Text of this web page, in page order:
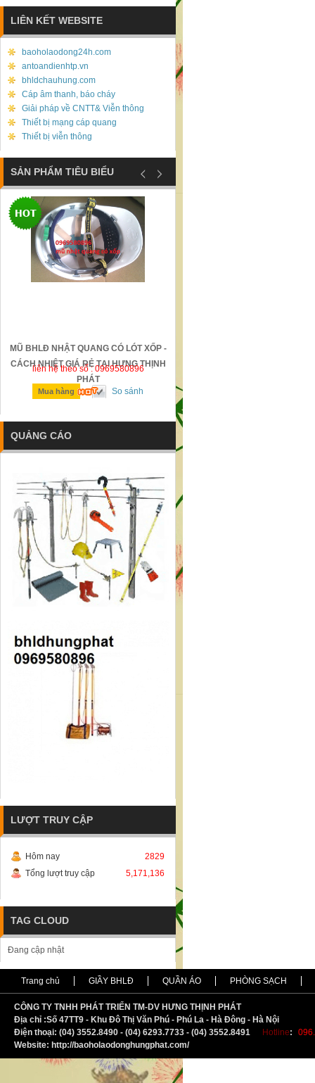
LIÊN KẾT WEBSITE
baoholaodong24h.com
antoandienhtp.vn
bhldchauhung.com
Cáp âm thanh, báo cháy
Giải pháp về CNTT& Viễn thông
Thiết bị mạng cáp quang
Thiết bị viễn thông
SẢN PHẨM TIÊU BIỂU
MŨ BHLĐ NHẬT QUANG CÓ LÓT XỐP -
CÁCH NHIỆT GIÁ RẺ TẠI HƯNG THỊNH
PHÁT
liên hệ theo số : 0969580896
Mua hàng So sánh
QUẢNG CÁO
LƯỢT TRUY CẬP
Hôm nay
2829
Tổng lượt truy cập
5,171,136
TAG CLOUD
Đang cập nhật
Trang chủ GIẦY BHLĐ QUẦN ÁO PHÒNG SẠCH
CÔNG TY TNHH PHÁT TRIỂN TM-DV HƯNG THỊNH PHÁT
Địa chỉ :Số 47TT9 - Khu Đô Thị Văn Phú - Phú La - Hà Đông - Hà Nội
Điện thoại: (04) 3552.8490 - (04) 6293.7733 - (04) 3552.8491
Hotline:
Website: http://baoholaodonghungphat.com/